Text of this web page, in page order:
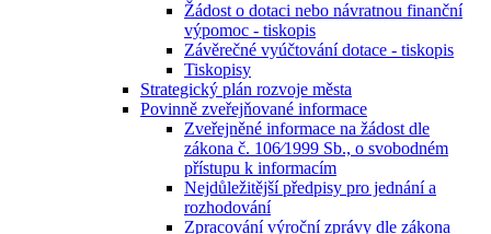
Žádost o dotaci nebo návratnou finanční
výpomoc - tiskopis
Závěrečné vyúčtování dotace - tiskopis
Tiskopisy
Strategický plán rozvoje města
Povinně zveřejňované informace
Zveřejněné informace na žádost dle
zákona č. 106⁄1999 Sb., o svobodném
přístupu k informacím
Nejdůležitější předpisy pro jednání a
rozhodování
Zpracování výroční zprávy dle zákona